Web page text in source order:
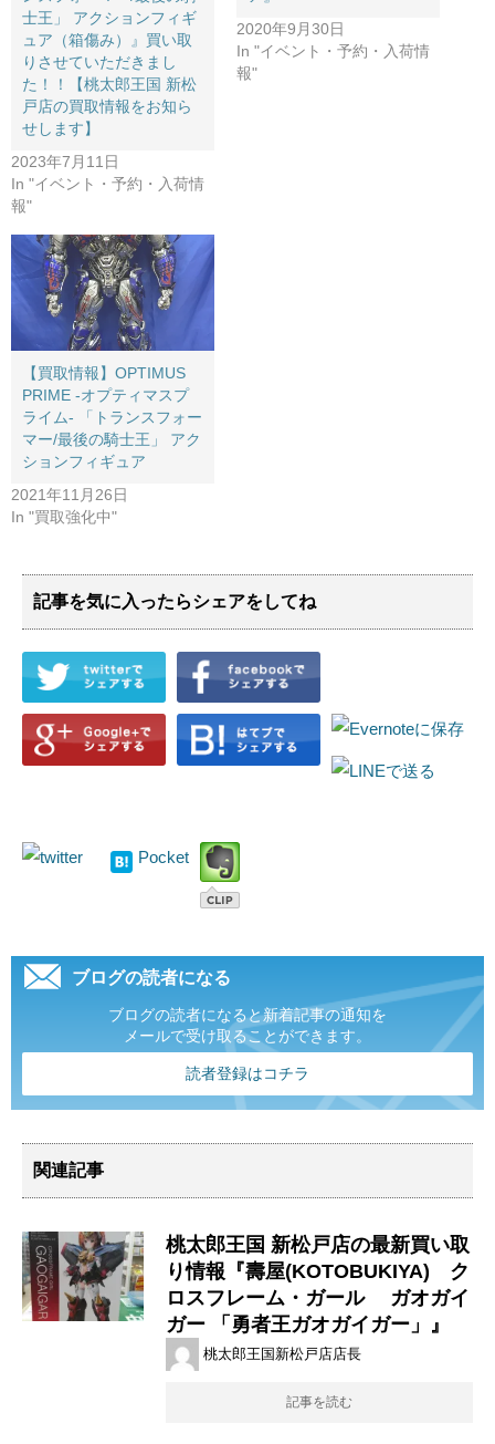
士王」 ​アクションフィギ
ュア（箱傷み）』買い取
りさせていただきまし
た！！【桃太郎王国 新松
戸店の買取情報をお知ら
せします】
2023年7月11日
In "イベント・予約・入荷情
報"
2020年9月30日
In "イベント・予約・入荷情
報"
【買取情報】OPTIMUS
PRIME -オプティマスプ
ライム- 「トランスフォー
マー/最後の騎士王」 アク
ションフィギュア
2021年11月26日
In "買取強化中"
記事を気に入ったらシェアをしてね
Pocket
ブログの読者になる
ブログの読者になると新着記事の通知を
メールで受け取ることができます。
読者登録はコチラ
関連記事
桃太郎王国 新松戸店の最新買い取
り情報『壽屋(KOTOBUKIYA) ク
ロスフレーム・ガール ガオガイ
ガー ​「勇者王ガオガイガー」』
桃太郎王国新松戸店店長
記事を読む